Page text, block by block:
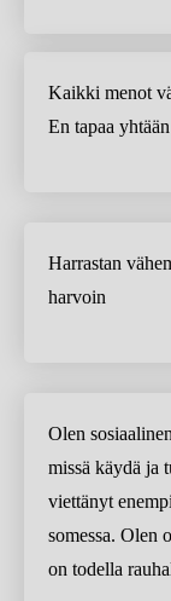
Kaikki menot
En tapaa
Harrastan
harvoin
Olen
missä käydä ja
viettänyt
somessa. Olen
on todella